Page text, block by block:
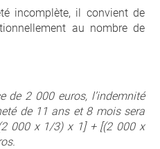
incomplète, il convient de
au nombre de
de 2 000 euros, l’indemnité
de 11 ans et 8 mois sera
000 x 1/3) x 1] + [(2 000 x